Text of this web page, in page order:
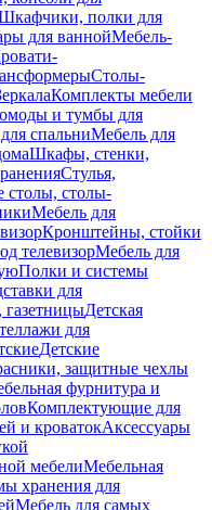
полки для
для ваннойМебель-
Столы-
Комплекты мебели
и тумбы для
спальниМебель для
Шкафы, стенки,
Стулья,
столы, столы-
Мебель для
Кронштейны, стойки
телевизорМебель для
Полки и системы
для
Детская
для
Детские
защитные чехлы
фурнитура и
Комплектующие для
и кроватокАксессуары
мебелиМебельная
хранения для
Мебель для самых